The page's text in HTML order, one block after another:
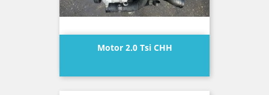
Motor 2.0 Tsi CHH